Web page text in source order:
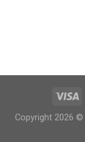
Copyright 2026 ©